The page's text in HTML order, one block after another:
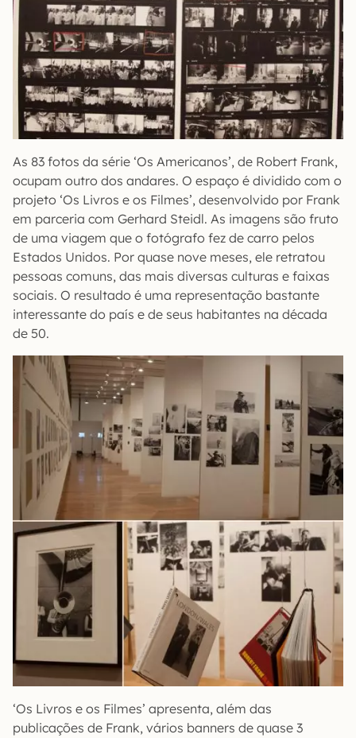
As 83 fotos da série ‘Os Americanos’, de Robert Frank,
ocupam outro dos andares. O espaço é dividido com o
projeto ‘Os Livros e os Filmes’, desenvolvido por Frank
em parceria com Gerhard Steidl. As imagens são fruto
de uma viagem que o fotógrafo fez de carro pelos
Estados Unidos. Por quase nove meses, ele retratou
pessoas comuns, das mais diversas culturas e faixas
sociais. O resultado é uma representação bastante
interessante do país e de seus habitantes na década
de 50.
‘Os Livros e os Filmes’ apresenta, além das
publicações de Frank, vários banners de quase 3